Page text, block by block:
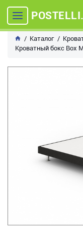
POSTELLI.
Каталог
Кроватный бокс Box